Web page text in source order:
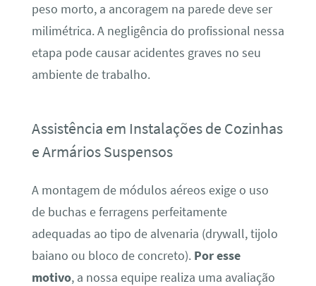
peso morto, a ancoragem na parede deve ser
milimétrica. A negligência do profissional nessa
etapa pode causar acidentes graves no seu
ambiente de trabalho.
Assistência em Instalações de Cozinhas
e Armários Suspensos
A montagem de módulos aéreos exige o uso
de buchas e ferragens perfeitamente
adequadas ao tipo de alvenaria (drywall, tijolo
baiano ou bloco de concreto). Por esse
motivo, a nossa equipe realiza uma avaliação